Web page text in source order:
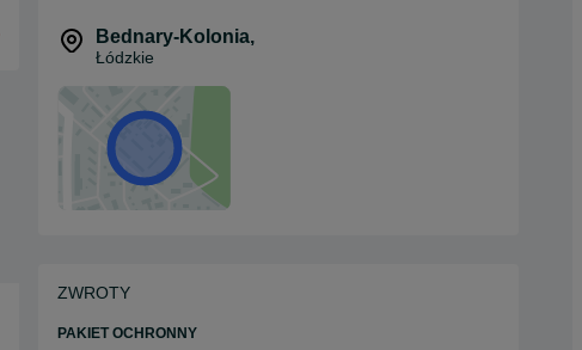
Bednary-Kolonia,
Łódzkie
ZWROTY
PAKIET OCHRONNY